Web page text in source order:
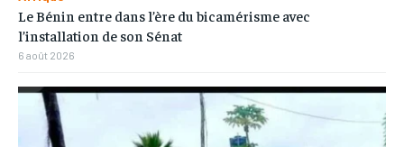
Le Bénin entre dans l’ère du bicamérisme avec
l’installation de son Sénat
6 août 2026